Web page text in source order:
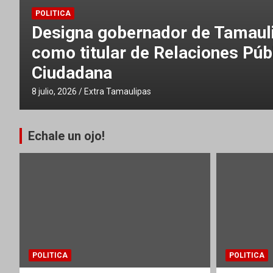
Rincón
y Atención
POLITICA
Entregan 302
Echale un ojo!
POLITICA POLITICA